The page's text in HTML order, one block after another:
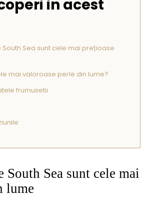
in acest
Sea sunt cele mai prețioase
mai valoroase perle din lume?
frumusetii
South Sea sunt cele mai
lume